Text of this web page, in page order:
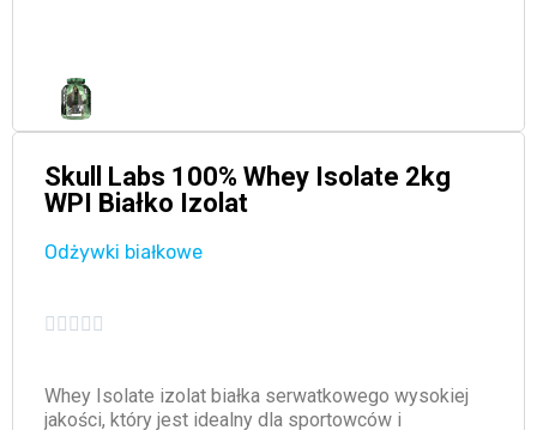
Skull Labs 100% Whey Isolate 2kg
WPI Białko Izolat
Odżywki białkowe
    
Whey Isolate izolat białka serwatkowego wysokiej
jakości, który jest idealny dla sportowców i